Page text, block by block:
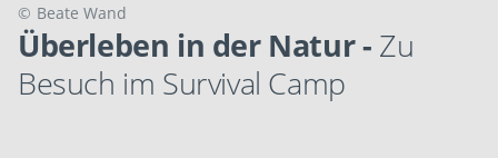
Überleben in der Natur - Zu
Besuch im Survival Camp
© Beate Wand